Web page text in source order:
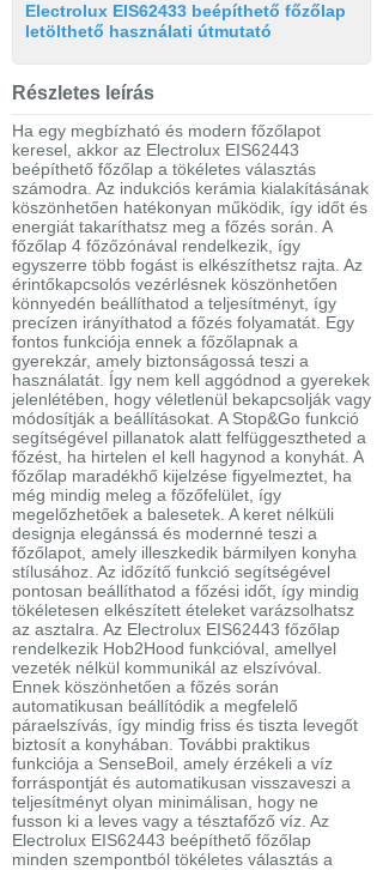
Electrolux EIS62433 beépíthető főzőlap
letölthető használati útmutató
Részletes leírás
Ha egy megbízható és modern főzőlapot
keresel, akkor az Electrolux EIS62443
beépíthető főzőlap a tökéletes választás
számodra. Az indukciós kerámia kialakításának
köszönhetően hatékonyan működik, így időt és
energiát takaríthatsz meg a főzés során. A
főzőlap 4 főzőzónával rendelkezik, így
egyszerre több fogást is elkészíthetsz rajta. Az
érintőkapcsolós vezérlésnek köszönhetően
könnyedén beállíthatod a teljesítményt, így
precízen irányíthatod a főzés folyamatát. Egy
fontos funkciója ennek a főzőlapnak a
gyerekzár, amely biztonságossá teszi a
használatát. Így nem kell aggódnod a gyerekek
jelenlétében, hogy véletlenül bekapcsolják vagy
módosítják a beállításokat. A Stop&Go funkció
segítségével pillanatok alatt felfüggesztheted a
főzést, ha hirtelen el kell hagynod a konyhát. A
főzőlap maradékhő kijelzése figyelmeztet, ha
még mindig meleg a főzőfelület, így
megelőzhetőek a balesetek. A keret nélküli
designja elegánssá és modernné teszi a
főzőlapot, amely illeszkedik bármilyen konyha
stílusához. Az időzítő funkció segítségével
pontosan beállíthatod a főzési időt, így mindig
tökéletesen elkészített ételeket varázsolhatsz
az asztalra. Az Electrolux EIS62443 főzőlap
rendelkezik Hob2Hood funkcióval, amellyel
vezeték nélkül kommunikál az elszívóval.
Ennek köszönhetően a főzés során
automatikusan beállítódik a megfelelő
páraelszívás, így mindig friss és tiszta levegőt
biztosít a konyhában. További praktikus
funkciója a SenseBoil, amely érzékeli a víz
forráspontját és automatikusan visszaveszi a
teljesítményt olyan minimálisan, hogy ne
fusson ki a leves vagy a tésztafőző víz. Az
Electrolux EIS62443 beépíthető főzőlap
minden szempontból tökéletes választás a